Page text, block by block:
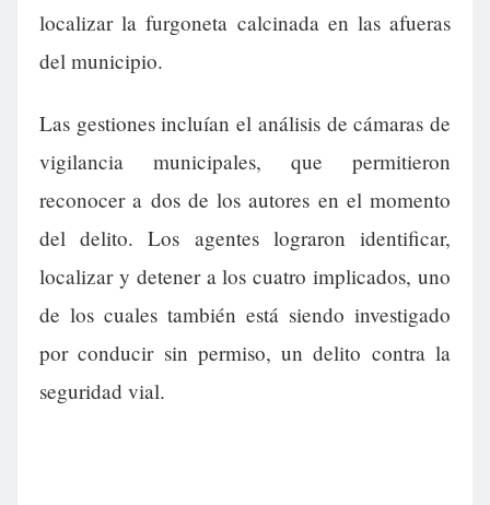
localizar la furgoneta calcinada en las afueras
del municipio.
Las gestiones incluían el análisis de cámaras de
vigilancia municipales, que permitieron
reconocer a dos de los autores en el momento
del delito. Los agentes lograron identificar,
localizar y detener a los cuatro implicados, uno
de los cuales también está siendo investigado
por conducir sin permiso, un delito contra la
seguridad vial.